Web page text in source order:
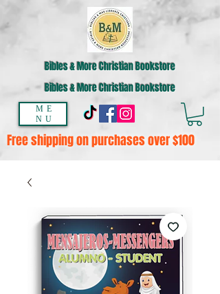
ME
NU
Bibles & More Christian Bookstore
Bibles & More Christian Bookstore
Free shipping on purchases over $100